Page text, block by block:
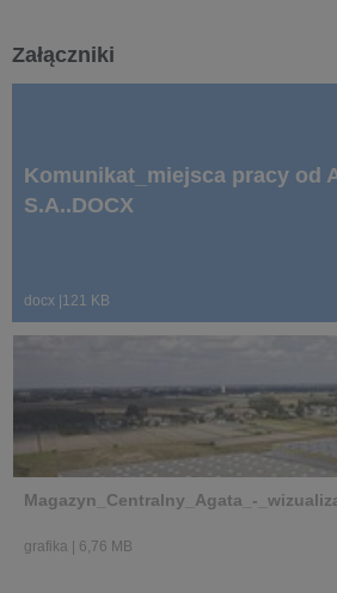
Załączniki
Komunikat_miejsca pracy od
S.A..DOCX
docx 121 KB
Magazyn_Centralny_Agata_-
grafika 6,76 MB